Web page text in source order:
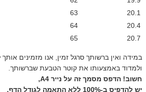
20.1
63
20.4
64
20.7
65
במידה ואין ברשותך סרגל זמין, אנו מזמינים
ולמדוד באמצעותו את קוטר הטבעת שברשותך.
חשוב! הדפס מסמך זה על נייר A4,
יש להדפיס ב-100% ללא התאמה לגודל הדף.